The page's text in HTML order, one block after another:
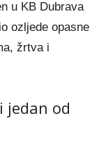
u KB Dubrava
ozljede opasne
žrtva i
jedan od